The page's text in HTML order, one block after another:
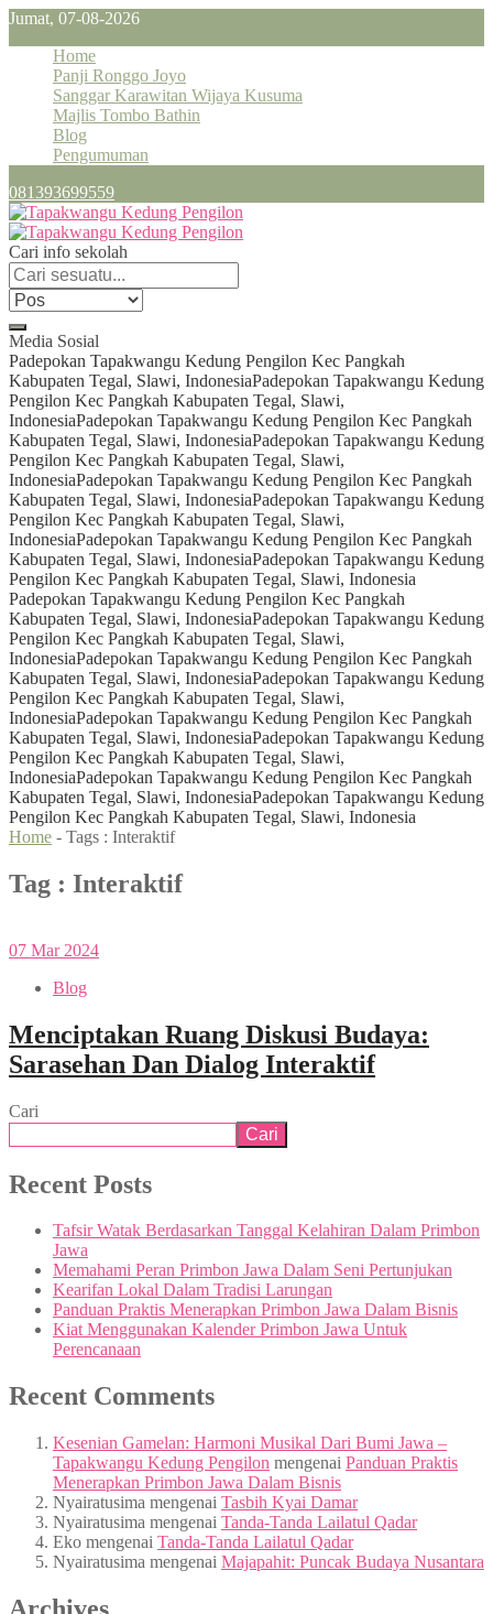
Jumat, 07-08-2026
Home
Panji Ronggo Joyo
Sanggar Karawitan Wijaya Kusuma
Majlis Tombo Bathin
Blog
Pengumuman
081393699559
Cari info sekolah
Media Sosial
Padepokan Tapakwangu Kedung Pengilon Kec Pangkah
Kabupaten Tegal, Slawi, IndonesiaPadepokan Tapakwangu Kedung
Pengilon Kec Pangkah Kabupaten Tegal, Slawi,
IndonesiaPadepokan Tapakwangu Kedung Pengilon Kec Pangkah
Kabupaten Tegal, Slawi, IndonesiaPadepokan Tapakwangu Kedung
Pengilon Kec Pangkah Kabupaten Tegal, Slawi,
IndonesiaPadepokan Tapakwangu Kedung Pengilon Kec Pangkah
Kabupaten Tegal, Slawi, IndonesiaPadepokan Tapakwangu Kedung
Pengilon Kec Pangkah Kabupaten Tegal, Slawi,
IndonesiaPadepokan Tapakwangu Kedung Pengilon Kec Pangkah
Kabupaten Tegal, Slawi, IndonesiaPadepokan Tapakwangu Kedung
Pengilon Kec Pangkah Kabupaten Tegal, Slawi, Indonesia
Padepokan Tapakwangu Kedung Pengilon Kec Pangkah
Kabupaten Tegal, Slawi, IndonesiaPadepokan Tapakwangu Kedung
Pengilon Kec Pangkah Kabupaten Tegal, Slawi,
IndonesiaPadepokan Tapakwangu Kedung Pengilon Kec Pangkah
Kabupaten Tegal, Slawi, IndonesiaPadepokan Tapakwangu Kedung
Pengilon Kec Pangkah Kabupaten Tegal, Slawi,
IndonesiaPadepokan Tapakwangu Kedung Pengilon Kec Pangkah
Kabupaten Tegal, Slawi, IndonesiaPadepokan Tapakwangu Kedung
Pengilon Kec Pangkah Kabupaten Tegal, Slawi,
IndonesiaPadepokan Tapakwangu Kedung Pengilon Kec Pangkah
Kabupaten Tegal, Slawi, IndonesiaPadepokan Tapakwangu Kedung
Pengilon Kec Pangkah Kabupaten Tegal, Slawi, Indonesia
Home - Tags : Interaktif
Tag : Interaktif
07 Mar 2024
Blog
Menciptakan Ruang Diskusi Budaya:
Sarasehan Dan Dialog Interaktif
Cari
Cari
Recent Posts
Tafsir Watak Berdasarkan Tanggal Kelahiran Dalam Primbon
Jawa
Memahami Peran Primbon Jawa Dalam Seni Pertunjukan
Kearifan Lokal Dalam Tradisi Larungan
Panduan Praktis Menerapkan Primbon Jawa Dalam Bisnis
Kiat Menggunakan Kalender Primbon Jawa Untuk
Perencanaan
Recent Comments
Kesenian Gamelan: Harmoni Musikal Dari Bumi Jawa –
Tapakwangu Kedung Pengilon mengenai Panduan Praktis
Menerapkan Primbon Jawa Dalam Bisnis
Nyairatusima mengenai Tasbih Kyai Damar
Nyairatusima mengenai Tanda-Tanda Lailatul Qadar
Eko mengenai Tanda-Tanda Lailatul Qadar
Nyairatusima mengenai Majapahit: Puncak Budaya Nusantara